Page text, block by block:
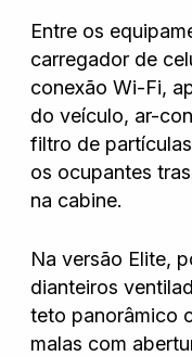
Entre os
carregador de
conexão Wi-Fi,
do veículo, ar-
filtro de
os ocupantes
na cabine.
Na versão Elite,
dianteiros
teto panorâmico
malas com